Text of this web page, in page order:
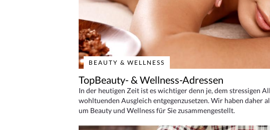
BEAUTY & WELLNESS
TopBeauty- & Wellness-Adressen
In der heutigen Zeit ist es wichtiger denn je, dem stressigen
wohltuenden Ausgleich entgegenzusetzen. Wir haben daher
um Beauty und Wellness für Sie zusammengestellt.